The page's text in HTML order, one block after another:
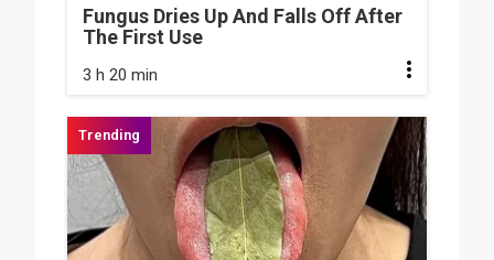
Fungus Dries Up And Falls Off After
The First Use
3 h 20 min